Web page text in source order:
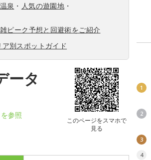
泉 ・ 人気の遊園地 ・
ピーク予想と回避術をご紹介
別スポットガイド
ータ
このページをスマホで
見る
参照
1
2
3
4